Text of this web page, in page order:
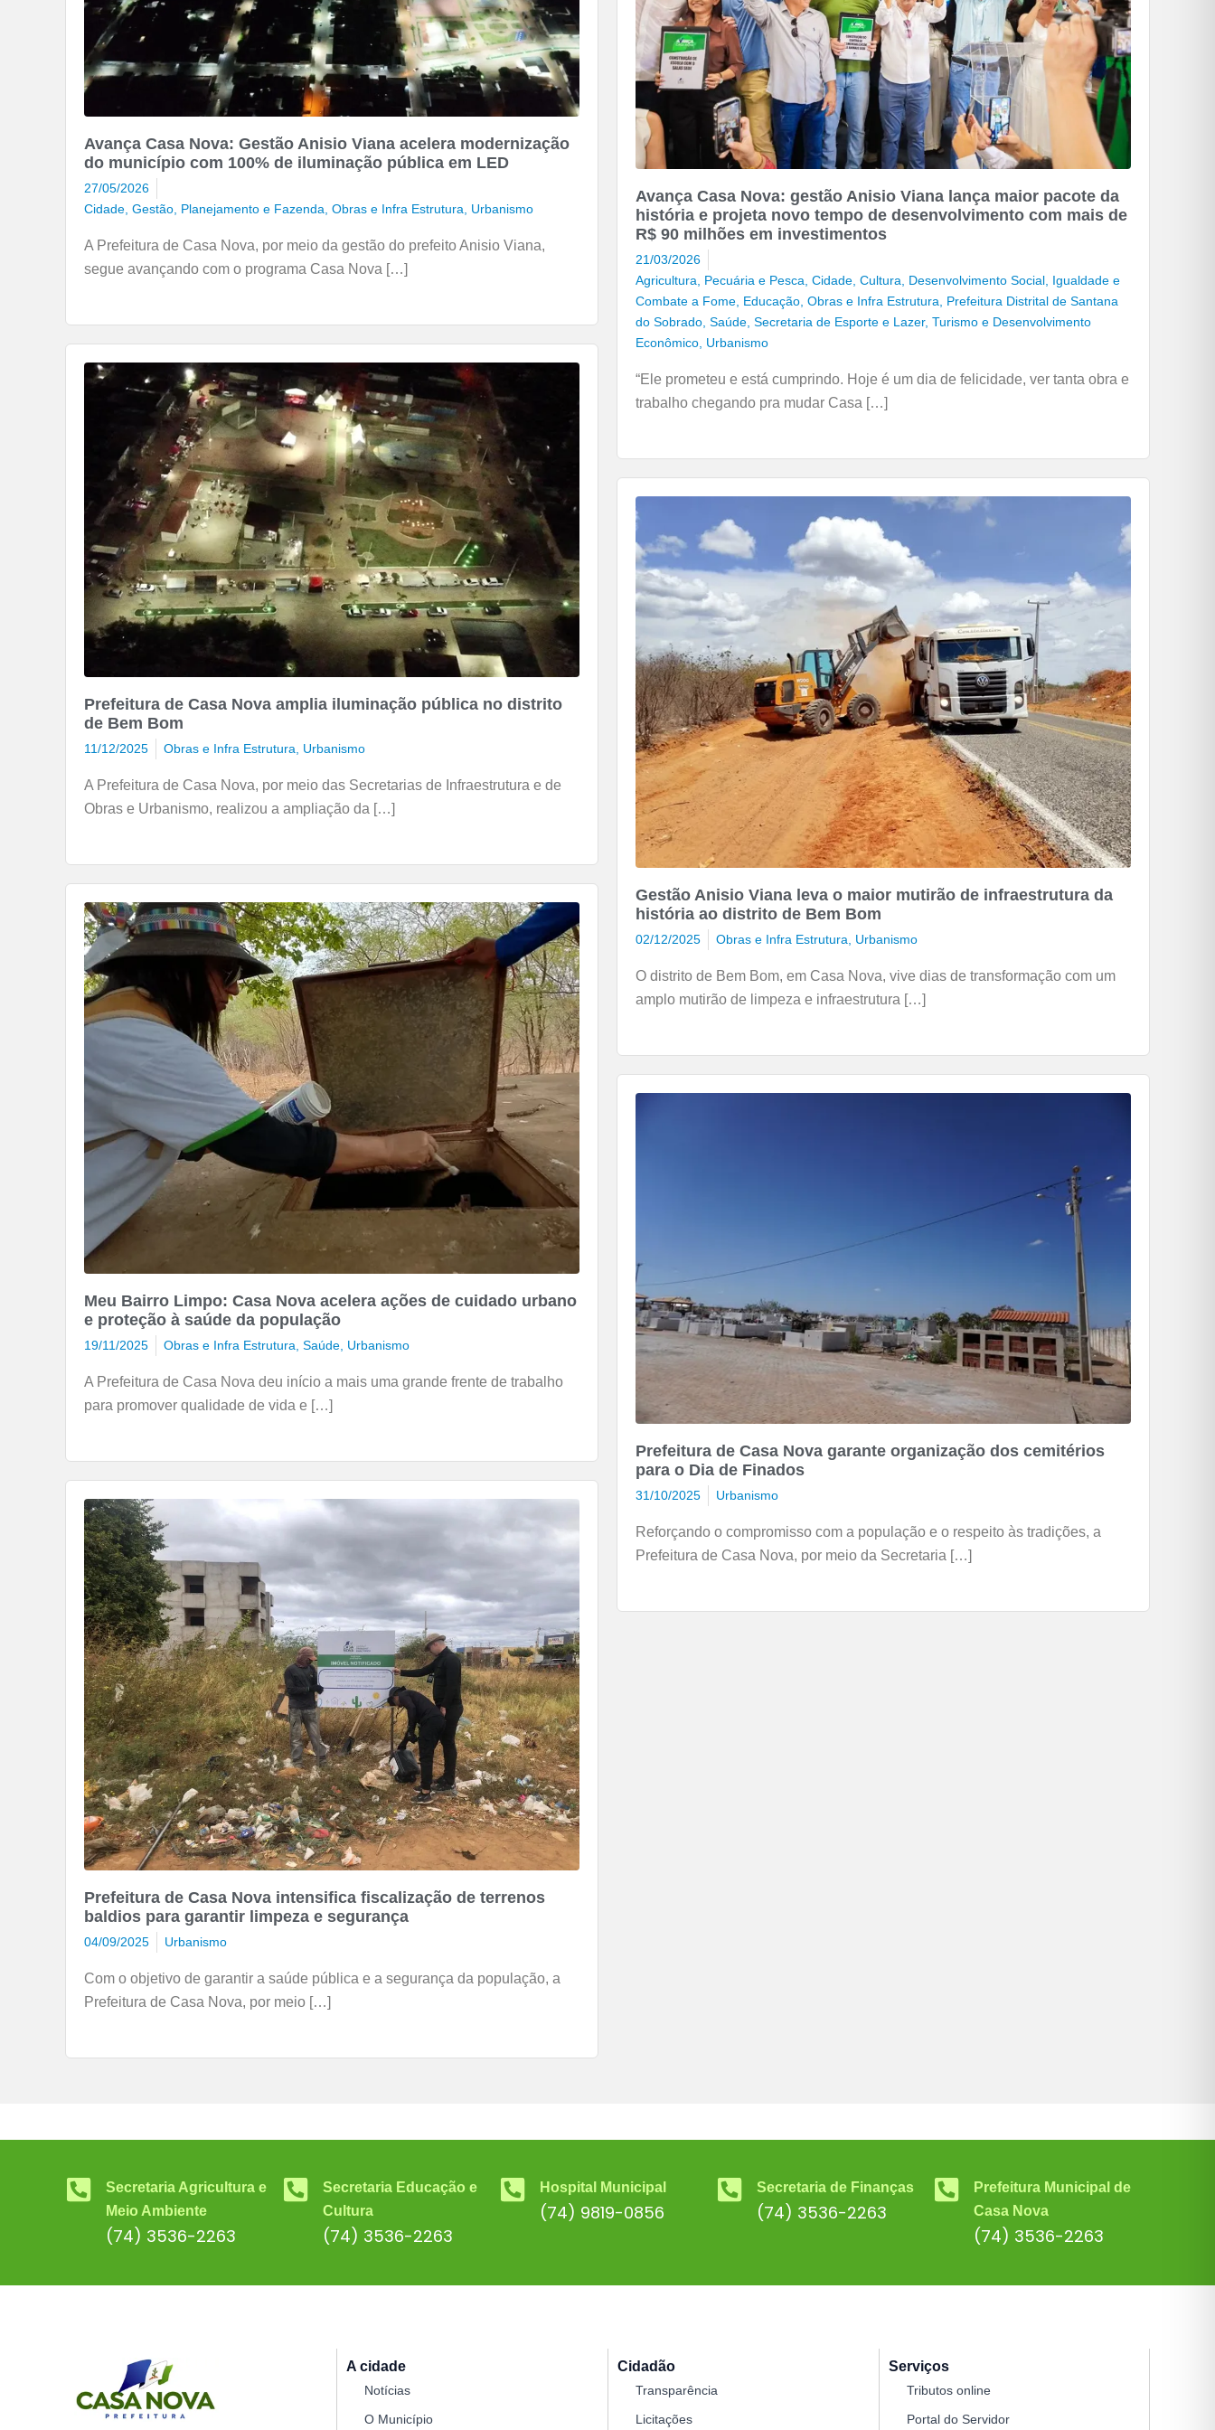
Avança Casa Nova: Gestão Anisio Viana acelera modernização
do município com 100% de iluminação pública em LED
27/05/2026
Cidade, Gestão, Planejamento e Fazenda, Obras e Infra Estrutura, Urbanismo
A Prefeitura de Casa Nova, por meio da gestão do prefeito Anisio Viana,
segue avançando com o programa Casa Nova […]
Avança Casa Nova: gestão Anisio Viana lança maior pacote da
história e projeta novo tempo de desenvolvimento com mais de
R$ 90 milhões em investimentos
21/03/2026
Agricultura, Pecuária e Pesca Cidade Cultura
Desenvolvimento Social, Igualdade e
Combate a Fome Educação Obras e Infra Estrutura
Prefeitura Distrital de Santana
do Sobrado Saúde Secretaria de Esporte e Lazer, Turismo e Desenvolvimento
Econômico Urbanismo
“Ele prometeu e está cumprindo. Hoje é um dia de felicidade, ver tanta obra e
trabalho chegando pra mudar Casa […]
Prefeitura de Casa Nova amplia iluminação pública no distrito
de Bem Bom
11/12/2025 Obras e Infra Estrutura Urbanismo
A Prefeitura de Casa Nova, por meio das Secretarias de Infraestrutura e de
Obras e Urbanismo, realizou a ampliação da […]
Gestão Anisio Viana leva o maior mutirão de infraestrutura da
história ao distrito de Bem Bom
02/12/2025 Obras e Infra Estrutura Urbanismo
O distrito de Bem Bom, em Casa Nova, vive dias de transformação com um
amplo mutirão de limpeza e infraestrutura […]
Meu Bairro Limpo: Casa Nova acelera ações de cuidado urbano
e proteção à saúde da população
19/11/2025 Obras e Infra Estrutura Saúde Urbanismo
A Prefeitura de Casa Nova deu início a mais uma grande frente de trabalho
para promover qualidade de vida e […]
Prefeitura de Casa Nova garante organização dos cemitérios
para o Dia de Finados
31/10/2025 Urbanismo
Reforçando o compromisso com a população e o respeito às tradições, a
Prefeitura de Casa Nova, por meio da Secretaria […]
Prefeitura de Casa Nova intensifica fiscalização de terrenos
baldios para garantir limpeza e segurança
04/09/2025 Urbanismo
Com o objetivo de garantir a saúde pública e a segurança da população, a
Prefeitura de Casa Nova, por meio […]
Secretaria Agricultura e
Meio Ambiente
(74) 3536-2263
Secretaria Educação e
Cultura
(74) 3536-2263
Hospital Municipal
(74) 9819-0856
Secretaria de Finanças
(74) 3536-2263
Prefeitura Municipal de
Casa Nova
(74) 3536-2263
A cidade
Notícias
O Município
Cidadão
Transparência
Licitações
Serviços
Tributos online
Portal do Servidor